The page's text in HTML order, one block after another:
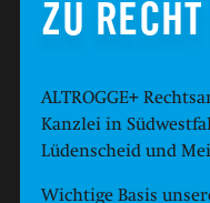
ZU
ALTROGGE+
Kanzlei in
Lüdenscheid und
Wichtige Basis